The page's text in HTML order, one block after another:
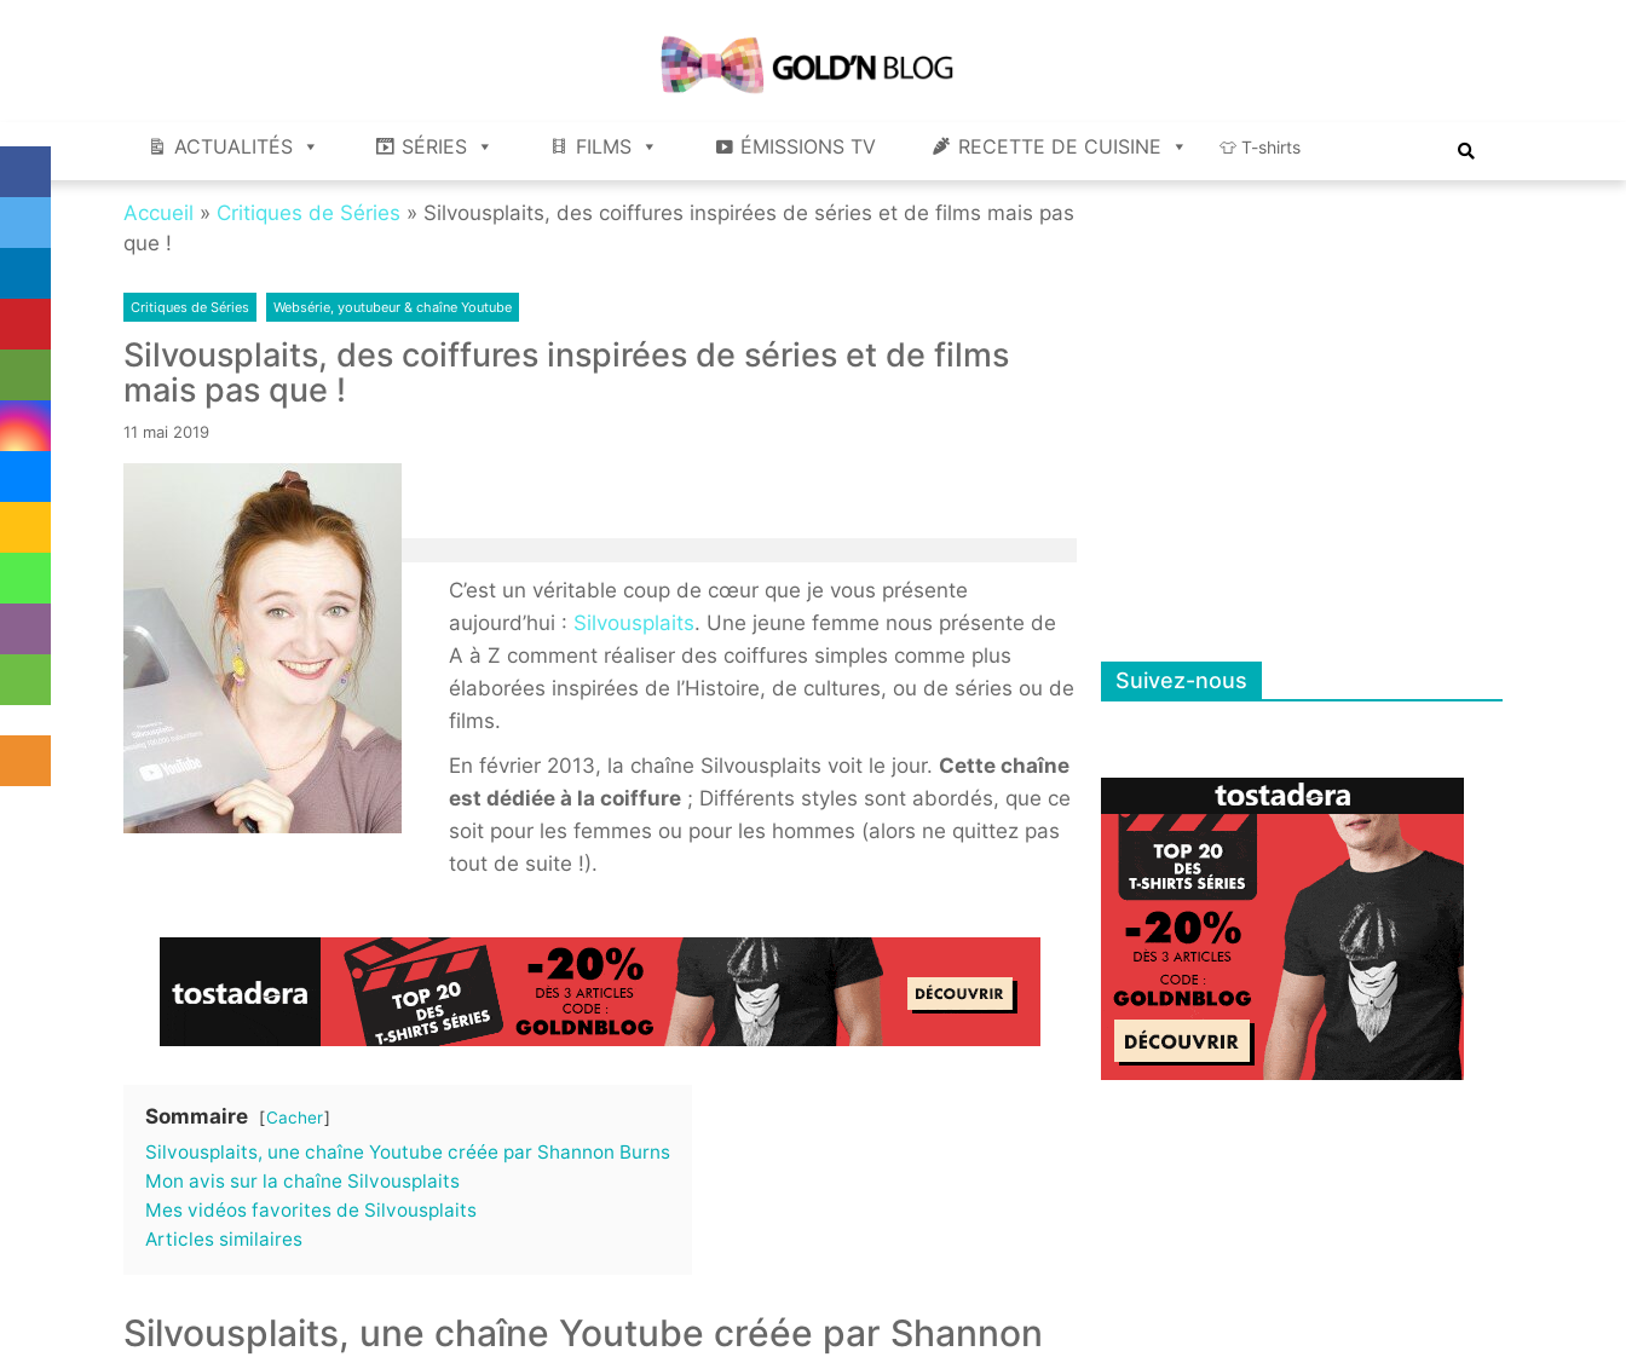
Gold'n Blog
ACTUALITÉS SÉRIES FILMS ÉMISSIONS TV RECETTE DE CUISINE 👕 T-shirts
Accueil » Critiques de Séries » Silvousplaits, des coiffures inspirées de séries et de films mais pas
que !
Critiques de Séries Websérie, youtubeur & chaîne Youtube
Silvousplaits, des coiffures inspirées de séries et de films
mais pas que !
11 mai 2019
C’est un véritable coup de cœur que je vous présente
aujourd’hui : Silvousplaits. Une jeune femme nous présente de
A à Z comment réaliser des coiffures simples comme plus
élaborées inspirées de l’Histoire, de cultures, ou de séries ou de
films.
En février 2013, la chaîne Silvousplaits voit le jour. Cette chaîne
est dédiée à la coiffure ; Différents styles sont abordés, que ce
soit pour les femmes ou pour les hommes (alors ne quittez pas
tout de suite !).
Sommaire Cacher
Silvousplaits, une chaîne Youtube créée par Shannon Burns
Mon avis sur la chaîne Silvousplaits
Mes vidéos favorites de Silvousplaits
Articles similaires
Silvousplaits, une chaîne Youtube créée par Shannon
Suivez-nous